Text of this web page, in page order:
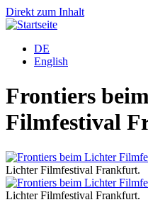
Direkt zum Inhalt
DE
English
Frontiers
Filmfestival
Lichter Filmfestival Frankfurt.
Lichter Filmfestival Frankfurt.